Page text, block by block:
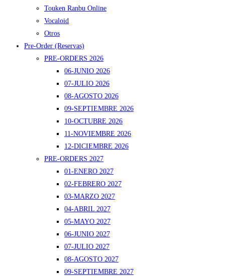
Touken Ranbu Online
Vocaloid
Otros
Pre-Order (Reservas)
PRE-ORDERS 2026
06-JUNIO 2026
07-JULIO 2026
08-AGOSTO 2026
09-SEPTIEMBRE 2026
10-OCTUBRE 2026
11-NOVIEMBRE 2026
12-DICIEMBRE 2026
PRE-ORDERS 2027
01-ENERO 2027
02-FEBRERO 2027
03-MARZO 2027
04-ABRIL 2027
05-MAYO 2027
06-JUNIO 2027
07-JULIO 2027
08-AGOSTO 2027
09-SEPTIEMBRE 2027